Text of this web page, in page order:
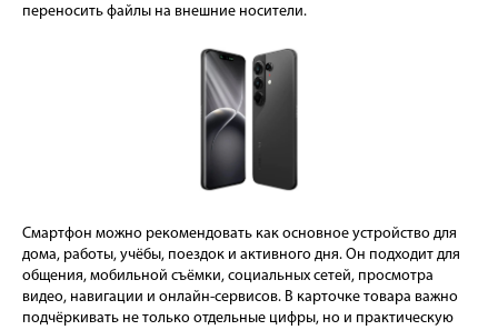
переносить файлы на внешние носители.
Смартфон можно рекомендовать как основное устройство для
дома, работы, учёбы, поездок и активного дня. Он подходит для
общения, мобильной съёмки, социальных сетей, просмотра
видео, навигации и онлайн-сервисов. В карточке товара важно
подчёркивать не только отдельные цифры, но и практическую